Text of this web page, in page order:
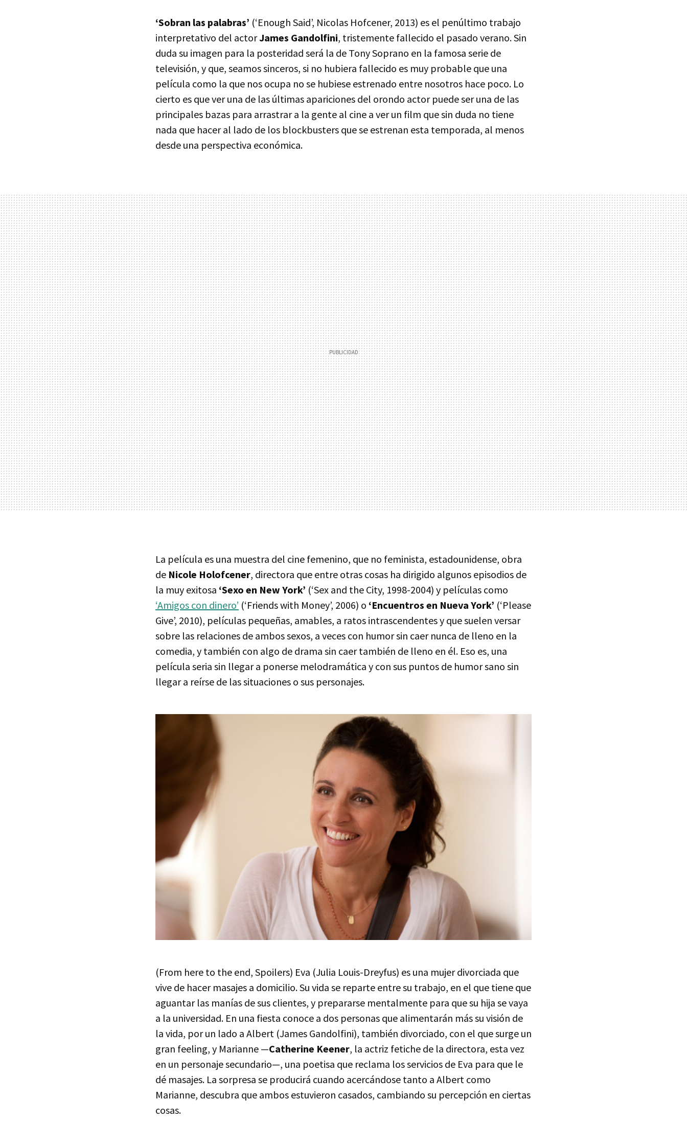
‘Sobran las palabras’ (‘Enough Said’, Nicolas Hofcener, 2013) es el penúltimo trabajo
interpretativo del actorJames Gandolfini, tristemente fallecido el pasado verano. Sin
duda su imagen para la posteridad será la de Tony Soprano en la famosa serie de
televisión, y que, seamos sinceros, si no hubiera fallecido es muy probable que una
película como la que nos ocupa no se hubiese estrenado entre nosotros hace poco. Lo
cierto es que ver una de las últimas apariciones del orondo actor puede ser una de las
principales bazas para arrastrar a la gente al cine a ver un film que sin duda no tiene
nada que hacer al lado de los blockbusters que se estrenan esta temporada, al menos
desde una perspectiva económica.
La película es una muestra del cine femenino, que no feminista, estadounidense, obra
de Nicole Holofcener, directora que entre otras cosas ha dirigido algunos episodios de
la muy exitosa ‘Sexo en New York’ (‘Sex and the City, 1998-2004) y películas como
‘Amigos con dinero’ (‘Friends with Money’, 2006) o ‘Encuentros en Nueva York’ (‘Please
Give’, 2010), películas pequeñas, amables, a ratos intrascendentes y que suelen versar
sobre las relaciones de ambos sexos, a veces con humor sin caer nunca de lleno en la
comedia, y también con algo de drama sin caer también de lleno en él. Eso es, una
película seria sin llegar a ponerse melodramática y con sus puntos de humor sano sin
llegar a reírse de las situaciones o sus personajes.
(From here to the end, Spoilers) Eva (Julia Louis-Dreyfus) es una mujer divorciada que
vive de hacer masajes a domicilio. Su vida se reparte entre su trabajo, en el que tiene que
aguantar las manías de sus clientes, y prepararse mentalmente para que su hija se vaya
a la universidad. En una fiesta conoce a dos personas que alimentarán más su visión de
la vida, por un lado a Albert (James Gandolfini), también divorciado, con el que surge un
gran feeling, y Marianne —Catherine Keener, la actriz fetiche de la directora, esta vez
en un personaje secundario—, una poetisa que reclama los servicios de Eva para que le
dé masajes. La sorpresa se producirá cuando acercándose tanto a Albert como
Marianne, descubra que ambos estuvieron casados, cambiando su percepción en ciertas
cosas.